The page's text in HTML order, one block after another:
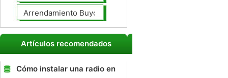
Arrendamiento Buyout
Artículos recomendados
Cómo instalar una radio en